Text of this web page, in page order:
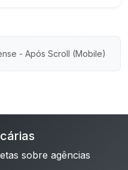
- Após Scroll (Mobile)
sobre agências